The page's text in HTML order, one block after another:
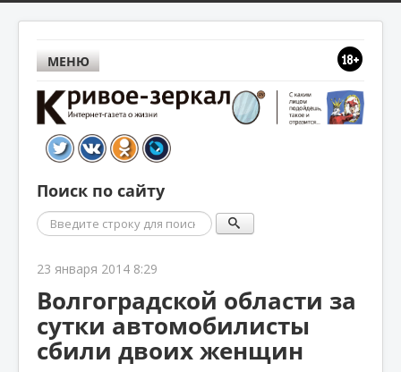
МЕНЮ
Поиск по сайту
Поиск
23 января 2014 8:29
Волгоградской области за
сутки автомобилисты
сбили двоих женщин